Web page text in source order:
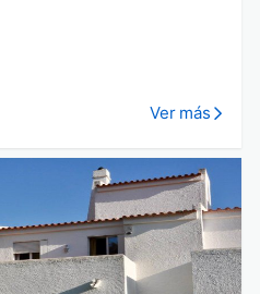
Ver más